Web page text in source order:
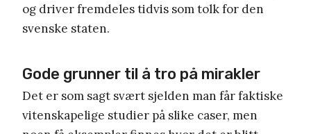
og driver fremdeles tidvis som tolk for den
svenske staten.
Gode grunner til å tro på mirakler
Det er som sagt svært sjelden man får faktiske
vitenskapelige studier på slike caser, men